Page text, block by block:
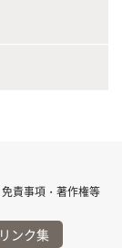
免責事項・著作権等
ンク集